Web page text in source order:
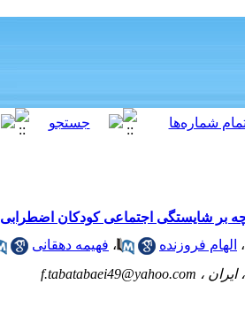
بر شایستگی اجتماعی کودکان اضطرابی
، الهام فروزنده ، فهیمه دهقانی
، f.tabatabaei49@yahoo.com